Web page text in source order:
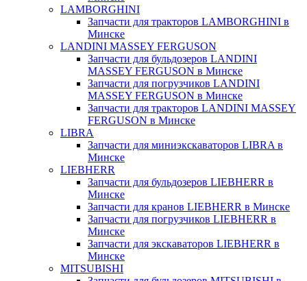
LAMBORGHINI
Запчасти для тракторов LAMBORGHINI в
Минске
LANDINI MASSEY FERGUSON
Запчасти для бульдозеров LANDINI
MASSEY FERGUSON в Минске
Запчасти для погрузчиков LANDINI
MASSEY FERGUSON в Минске
Запчасти для тракторов LANDINI MASSEY
FERGUSON в Минске
LIBRA
Запчасти для миниэкскаваторов LIBRA в
Минске
LIEBHERR
Запчасти для бульдозеров LIEBHERR в
Минске
Запчасти для кранов LIEBHERR в Минске
Запчасти для погрузчиков LIEBHERR в
Минске
Запчасти для экскаваторов LIEBHERR в
Минске
MITSUBISHI